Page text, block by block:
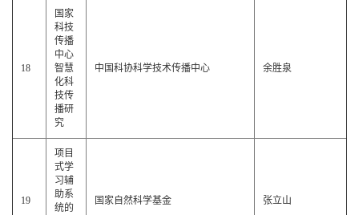
18
国家
科技
传播
中心
智慧
化科
技传
播研
究
中国科协科学技术传播中心 余胜泉
19
项目
式学
习辅
助系
统的
国家自然科学基金 张立山